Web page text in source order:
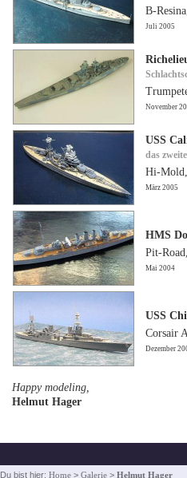
B-
Juli 2005
November
USS
das
Hi-
März 2005
HMS
Pit-
Mai 2004
USS
Corsair
Dezember
Happy modeling,
Helmut Hager
Du bist hier: Home > Galerie > Helmut Hager